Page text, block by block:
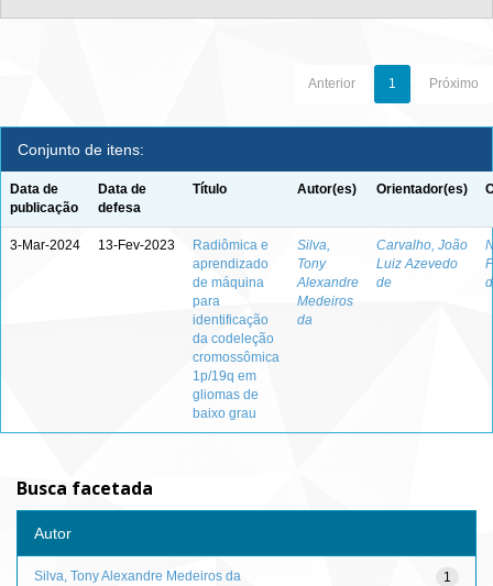
Anterior 1 Próximo
Conjunto de itens:
Data de
publicação
Data de
defesa
Título Autor(es) Orientador(es)
3-Mar-2024 13-Fev-2023
Radiômica e
aprendizado
de máquina
para
identificação
da codeleção
cromossômica
1p/19q em
gliomas de
baixo grau
Silva,
Tony
Alexandre
Medeiros
da
Carvalho, João
Luiz Azevedo
de
Busca facetada
Autor
1
Silva, Tony Alexandre Medeiros da